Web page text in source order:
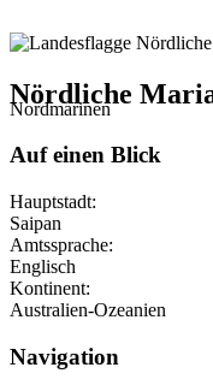
Nördliche
Nordmarinen
Auf einen Blick
Hauptstadt:
Saipan
Amtssprache:
Englisch
Kontinent:
Australien-Ozeanien
Navigation